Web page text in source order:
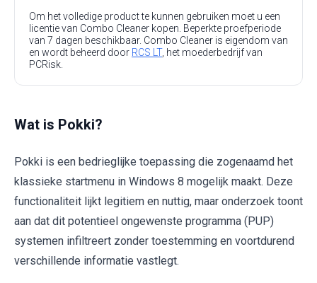
Om het volledige product te kunnen gebruiken moet u een
licentie van Combo Cleaner kopen. Beperkte proefperiode
van 7 dagen beschikbaar. Combo Cleaner is eigendom van
en wordt beheerd door RCS LT, het moederbedrijf van
PCRisk.
Wat is Pokki?
Pokki is een bedrieglijke toepassing die zogenaamd het
klassieke startmenu in Windows 8 mogelijk maakt. Deze
functionaliteit lijkt legitiem en nuttig, maar onderzoek toont
aan dat dit potentieel ongewenste programma (PUP)
systemen infiltreert zonder toestemming en voortdurend
verschillende informatie vastlegt.